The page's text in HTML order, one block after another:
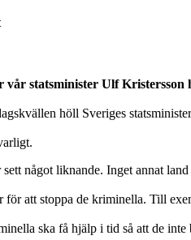
statsminister Ulf Kristersson
höll Sveriges
något liknande. Inget annat
att stoppa de kriminella. Till
ska få hjälp i tid så att de